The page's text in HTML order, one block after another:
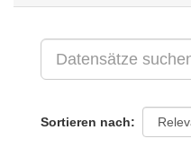
Sortieren nach